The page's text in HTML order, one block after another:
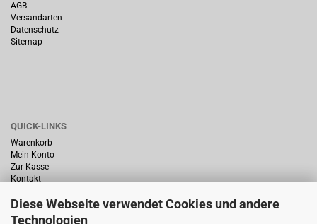
Diese Webseite verwendet Cookies und andere
Technologien
AGB
Versandarten
Datenschutz
Sitemap
QUICK-LINKS
Warenkorb
Mein Konto
Zur Kasse
Kontakt